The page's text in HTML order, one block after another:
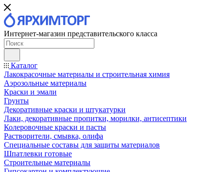
Интернет-магазин представительского класса
Каталог
Лакокрасочные материалы и строительная химия
Аэрозольные материалы
Краски и эмали
Грунты
Декоративные краски и штукатурки
Лаки, декоративные пропитки, морилки, антисептики
Колеровочные краски и пасты
Растворители, смывка, олифа
Специальные составы для защиты материалов
Шпатлевки готовые
Строительные материалы